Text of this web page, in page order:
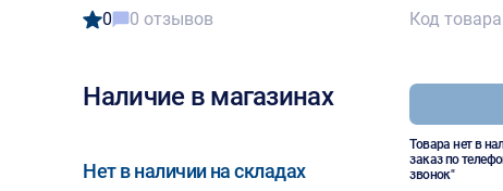
0 0 отзывов
Наличие в магазинах
Нет в наличии на складах
Код
Товара нет в
заказ по
звонок"